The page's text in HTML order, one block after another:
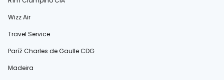
Wizz Air
Travel Service
Paríž Charles de Gaulle CDG
Madeira